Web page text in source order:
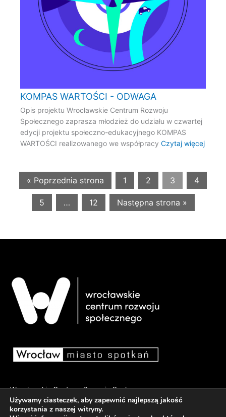
KOMPAS WARTOŚCI - ODWAGA
Opis projektu Wrocławskie Centrum Rozwoju
Społecznego zaprasza młodzież do udziału w czwartej
edycji projektu społeczno-edukacyjnego KOMPAS
WARTOŚCI realizowanego we współpracyCzytaj więcej
« Poprzednia strona 1 2 3 4
5 … 12 Następna strona »
Wrocławskie Centrum Rozwoju Społecznego
pl. Dominikański 6, 50-159 Wrocław
Używamy ciasteczek, aby zapewnić najlepszą jakość
korzystania z naszej witryny.